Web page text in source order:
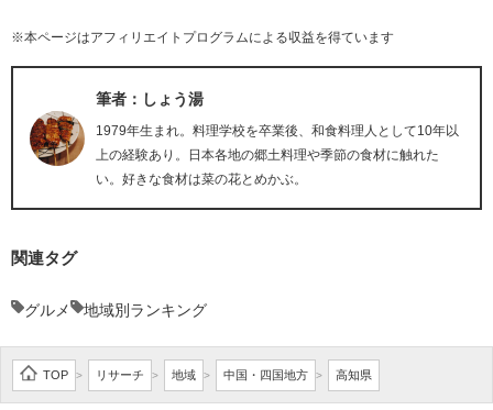
※本ページはアフィリエイトプログラムによる収益を得ています
筆者：しょう湯
1979年生まれ。料理学校を卒業後、和食料理人として10年以
上の経験あり。日本各地の郷土料理や季節の食材に触れた
い。好きな食材は菜の花とめかぶ。
関連タグ
グルメ 地域別ランキング
TOP > リサーチ > 地域 > 中国・四国地方 > 高知県